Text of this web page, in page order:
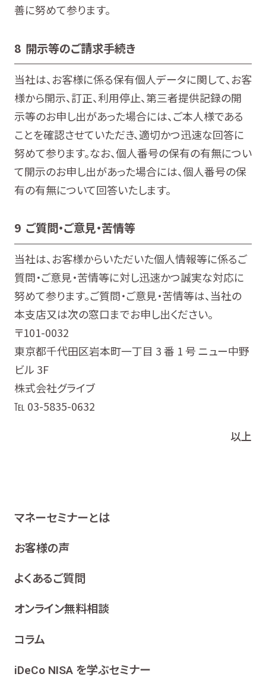
善に努めて参ります。
8 開示等のご請求手続き
当社は、お客様に係る保有個人データに関して、お客
様から開示、訂正、利用停止、第三者提供記録の開
示等のお申し出があった場合には、ご本人様である
ことを確認させていただき、適切かつ迅速な回答に
努めて参ります。なお、個人番号の保有の有無につい
て開示のお申し出があった場合には、個人番号の保
有の有無について回答いたします。
9 ご質問・ご意見・苦情等
当社は、お客様からいただいた個人情報等に係るご
質問・ご意見・苦情等に対し迅速かつ誠実な対応に
努めて参ります。ご質問・ご意見・苦情等は、当社の
本支店又は次の窓口までお申し出ください。
〒101-0032
東京都千代田区岩本町一丁目 3 番 1 号 ニュー中野
ビル 3F
株式会社グライブ
℡ 03-5835-0632
以上
マネーセミナーとは
お客様の声
よくあるご質問
オンライン無料相談
コラム
iDeCo NISA を学ぶセミナー